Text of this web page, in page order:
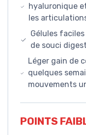
hyaluronique
les
Gélules
de souci
Léger gain de
quelques
mouvements
POINTS